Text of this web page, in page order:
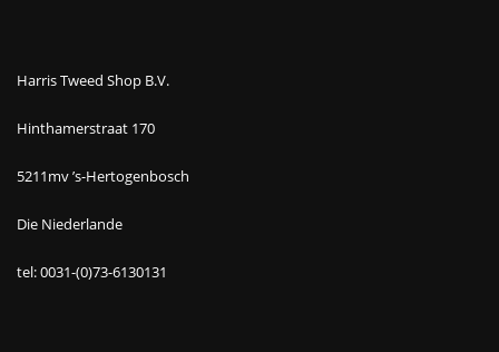
Harris Tweed Shop B.V.
Hinthamerstraat 170
5211mv ’s-Hertogenbosch
Die Niederlande
tel: 0031-(0)73-6130131